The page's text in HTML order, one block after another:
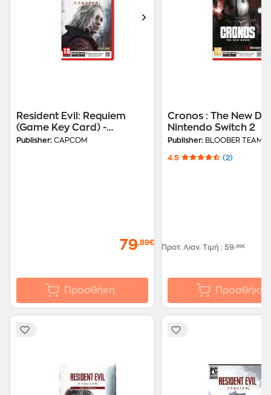
Resident Evil: Requiem
(Game Key Card) -
Nintendo Switch 2
Publisher: CAPCOM
79,89€
Προσθήκη
Cronos : The New
Nintendo Switch 2
Publisher: BLOOBER TEAM
4.5 (2)
Προτ. Λιαν. Τιμή : 59,99€
Προσθήκη